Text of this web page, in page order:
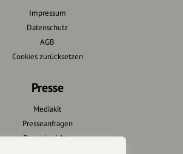
Impressum
Datenschutz
AGB
Cookies zurücksetzen
Presse
Mediakit
Presseanfragen
Presseberichte